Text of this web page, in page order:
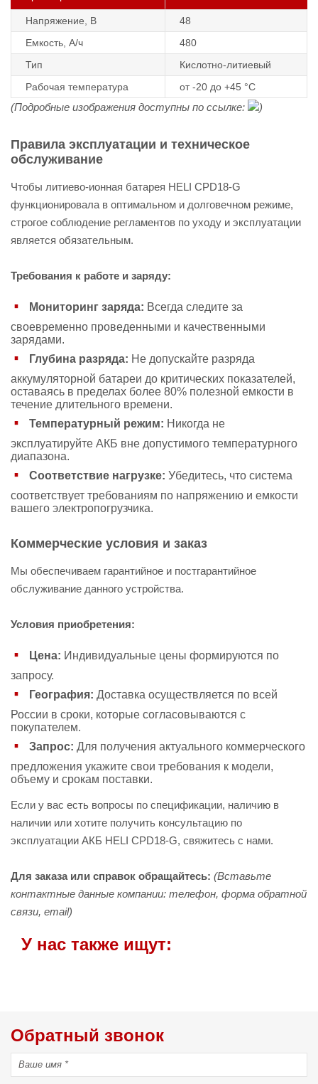
Напряжение, В
48
Емкость, А/ч
480
Тип
Кислотно-литиевый
Рабочая температура
от -20 до +45 °С
(Подробные изображения доступны по ссылке: )
Правила эксплуатации и техническое
обслуживание
Чтобы литиево-ионная батарея HELI CPD18-G
функционировала в оптимальном и долговечном режиме,
строгое соблюдение регламентов по уходу и эксплуатации
является обязательным.
Требования к работе и заряду:
Мониторинг заряда: Всегда следите за
своевременно проведенными и качественными
зарядами.
Глубина разряда: Не допускайте разряда
аккумуляторной батареи до критических показателей,
оставаясь в пределах более 80% полезной емкости в
течение длительного времени.
Температурный режим: Никогда не
эксплуатируйте АКБ вне допустимого температурного
диапазона.
Соответствие нагрузке: Убедитесь, что система
соответствует требованиям по напряжению и емкости
вашего электропогрузчика.
Коммерческие условия и заказ
Мы обеспечиваем гарантийное и постгарантийное
обслуживание данного устройства.
Условия приобретения:
Цена: Индивидуальные цены формируются по
запросу.
География: Доставка осуществляется по всей
России в сроки, которые согласовываются с
покупателем.
Запрос: Для получения актуального коммерческого
предложения укажите свои требования к модели,
объему и срокам поставки.
Если у вас есть вопросы по спецификации, наличию в
наличии или хотите получить консультацию по
эксплуатации АКБ HELI CPD18-G, свяжитесь с нами.
Для заказа или справок обращайтесь: (Вставьте
контактные данные компании: телефон, форма обратной
связи, email)
У нас также ищут:
Обратный звонок